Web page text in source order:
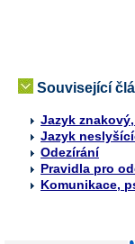
Související
Jazyk
Jazyk
Odezírání
Pravidla pro
Komunikace,